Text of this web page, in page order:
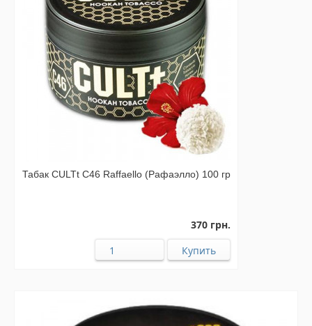
Табак CULTt C46 Raffaello (Рафаэлло) 100 гр
370 грн.